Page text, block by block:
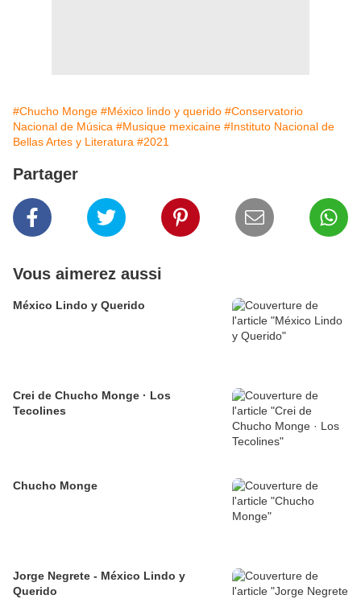
#Chucho Monge #México lindo y querido #Conservatorio
Nacional de Música #Musique mexicaine #Instituto Nacional de
Bellas Artes y Literatura #2021
Partager
Vous aimerez aussi
México Lindo y Querido
Crei de Chucho Monge · Los
Tecolines
Chucho Monge
Jorge Negrete - México Lindo y
Querido